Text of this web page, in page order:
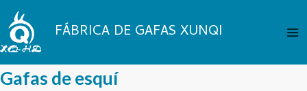
Saltar
al
contenido FÁBRICA DE GAFAS XUNQI
Gafas de esquí